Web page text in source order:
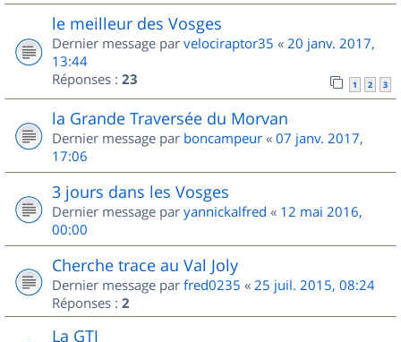
le meilleur des Vosges
Dernier message par velociraptor35 « 20 janv. 2017,
13:44
Réponses : 23 1 2 3
la Grande Traversée du Morvan
Dernier message par boncampeur « 07 janv. 2017,
17:06
3 jours dans les Vosges
Dernier message par yannickalfred « 12 mai 2016,
00:00
Cherche trace au Val Joly
Dernier message par fred0235 « 25 juil. 2015, 08:24
Réponses : 2
La GTJ